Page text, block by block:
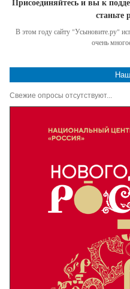
станьте
В этом году сайту "Усыновите.ру"
очень
Свежие опросы отсутствуют...